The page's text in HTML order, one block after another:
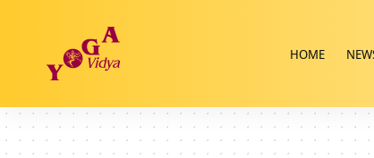
HOME